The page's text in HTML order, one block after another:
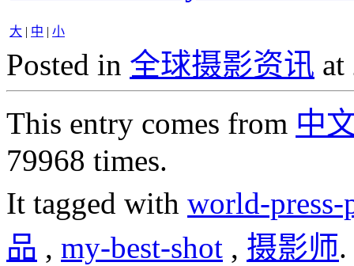
大 | 中 | 小
Posted in 全球摄影资讯 at
This entry comes from 中
79968 times.
It tagged with world-press-
品 , my-best-shot , 摄影师.